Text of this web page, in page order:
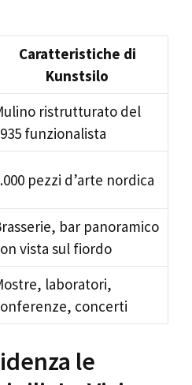
Caratteristiche di
Kunstsilo
ristrutturato del
funzionalista
pezzi d’arte nordica
bar panoramico
vista sul fiordo
laboratori,
concerti
le